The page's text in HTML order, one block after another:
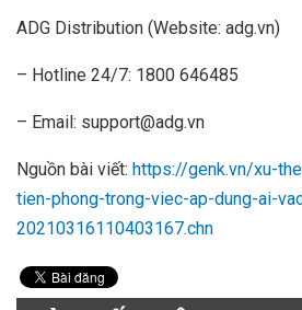
ADG Distribution (Website: adg.vn)
– Hotline 24/7: 1800 646485
– Email: support@adg.vn
Nguồn bài viết: https://genk.vn/xu-
tien-phong-trong-viec-ap-dung-ai-
20210316110403167.chn